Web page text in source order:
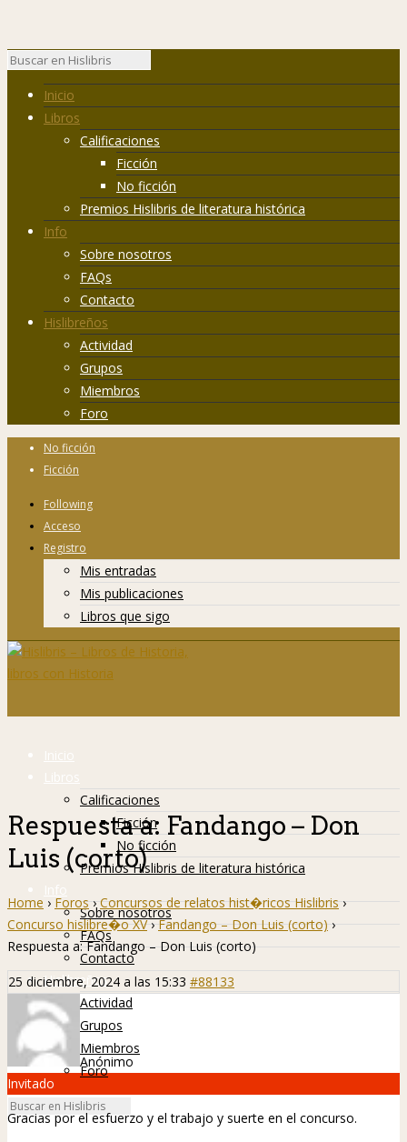
Inicio
Libros
Calificaciones
Ficción
No ficción
Premios Hislibris de literatura histórica
Info
Sobre nosotros
FAQs
Contacto
Hislibreños
Actividad
Grupos
Miembros
Foro
No ficción
Ficción
Following
Acceso
Registro
Mis entradas
Mis publicaciones
Libros que sigo
Inicio
Libros
Calificaciones
Ficción
No ficción
Premios Hislibris de literatura histórica
Info
Sobre nosotros
FAQs
Contacto
Hislibreños
Actividad
Grupos
Miembros
Foro
Respuesta a: Fandango – Don
Luis (corto)
Home › Foros › Concursos de relatos hist�ricos Hislibris ›
Concurso hislibre�o XV › Fandango – Don Luis (corto) ›
Respuesta a: Fandango – Don Luis (corto)
25 diciembre, 2024 a las 15:33 #88133
Anónimo
Invitado
Gracias por el esfuerzo y el trabajo y suerte en el concurso.